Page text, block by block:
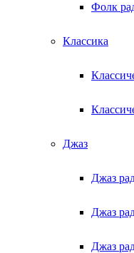
Фолк
Классика
Джаз
Джаз
Джаз
Джаз